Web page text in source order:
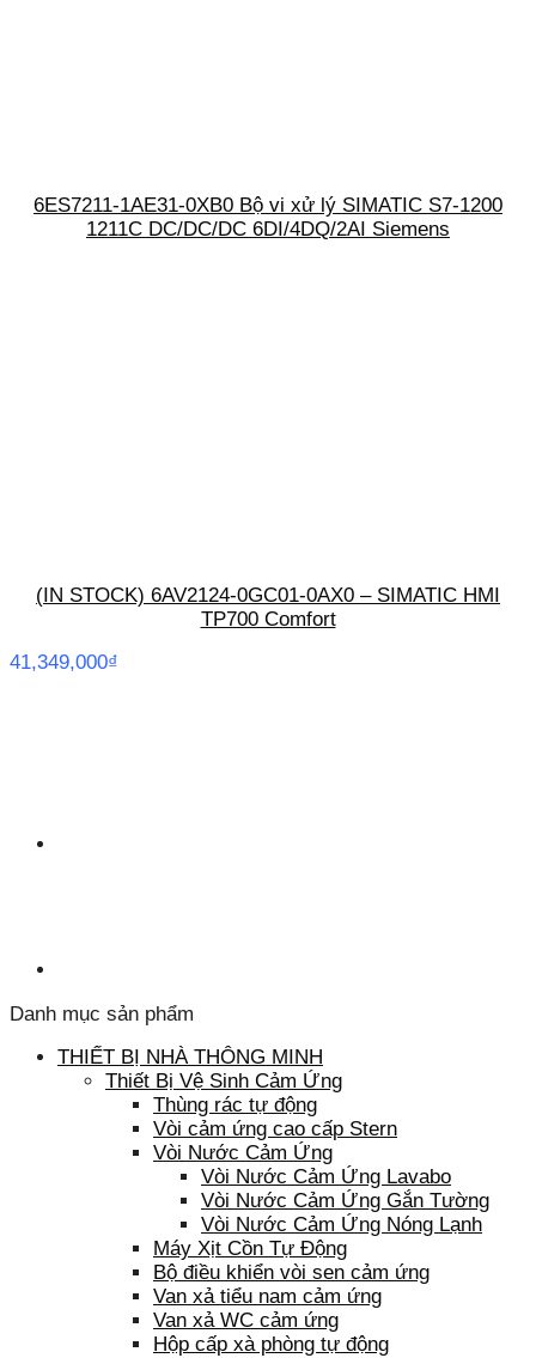
6ES7211-1AE31-0XB0 Bộ vi xử lý SIMATIC S7-1200
1211C DC/DC/DC 6DI/4DQ/2AI Siemens
(IN STOCK) 6AV2124-0GC01-0AX0 – SIMATIC HMI
TP700 Comfort
41,349,000₫
Danh mục sản phẩm
THIẾT BỊ NHÀ THÔNG MINH
Thiết Bị Vệ Sinh Cảm Ứng
Thùng rác tự động
Vòi cảm ứng cao cấp Stern
Vòi Nước Cảm Ứng
Vòi Nước Cảm Ứng Lavabo
Vòi Nước Cảm Ứng Gắn Tường
Vòi Nước Cảm Ứng Nóng Lạnh
Máy Xịt Cồn Tự Động
Bộ điều khiển vòi sen cảm ứng
Van xả tiểu nam cảm ứng
Van xả WC cảm ứng
Hộp cấp xà phòng tự động